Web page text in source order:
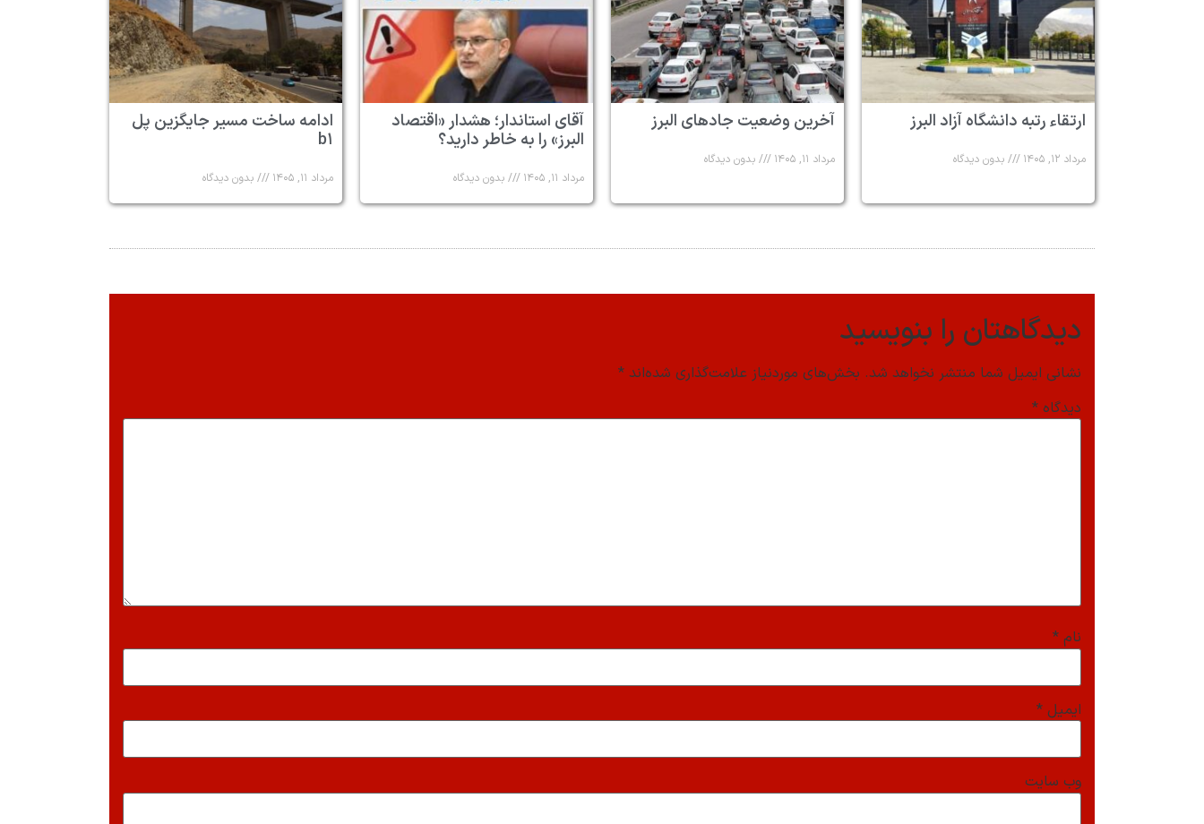
ارتقاء رتبه دانشگاه آزاد البرز
مرداد ۱۲, ۱۴۰۵ بدون دیدگاه
آخرین وضعیت جادهای البرز
مرداد ۱۱, ۱۴۰۵ بدون دیدگاه
آقای استاندار؛ هشدار «اقتصاد
البرز» را به خاطر دارید؟
مرداد ۱۱, ۱۴۰۵ بدون دیدگاه
ادامه ساخت مسیر جایگزین پل
b۱
مرداد ۱۱, ۱۴۰۵ بدون دیدگاه
دیدگاهتان را بنویسید
نشانی ایمیل شما منتشر نخواهد شد. بخش‌های موردنیاز علامت‌گذاری شده‌اند *
دیدگاه *
نام *
ایمیل *
وب‌ سایت